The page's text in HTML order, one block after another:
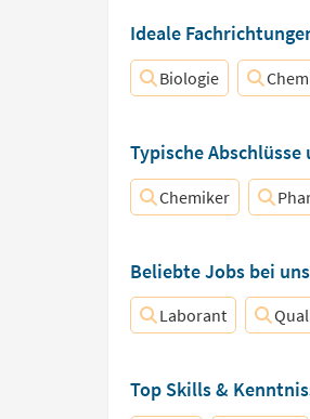
Ideale
Biologie
Typische
Chemiker
Beliebte Jobs bei uns
Laborant
Top Skills &